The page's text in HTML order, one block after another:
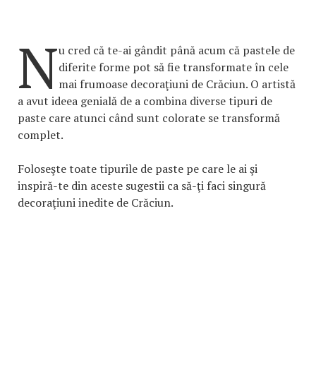
Nu cred că te-ai gândit până acum că pastele de
diferite forme pot să fie transformate în cele
mai frumoase decoraţiuni de Crăciun. O artistă
a avut ideea genială de a combina diverse tipuri de
paste care atunci când sunt colorate se transformă
complet.
Foloseşte toate tipurile de paste pe care le ai şi
inspiră-te din aceste sugestii ca să-ţi faci singură
decoraţiuni inedite de Crăciun.